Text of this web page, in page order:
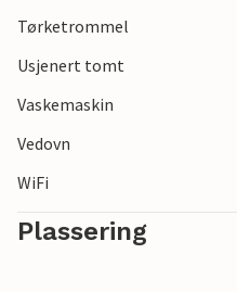
Tørketrommel
Usjenert tomt
Vaskemaskin
Vedovn
WiFi
Plassering